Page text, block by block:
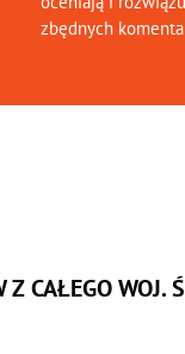
zbędnych
CAŁEGO WOJ.